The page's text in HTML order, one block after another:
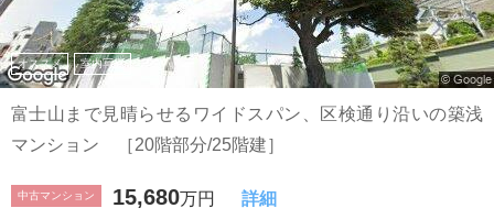
オススメ 室内写真
富士山まで見晴らせるワイドスパン、区検通り沿いの築浅
マンション ［20階部分/25階建］
中古マンション 15,680万円 詳細